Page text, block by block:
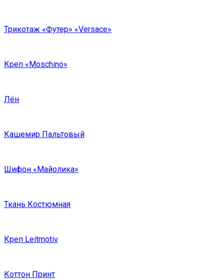
Трикотаж «Футер» «Versace»
Креп «Moschino»
Лён
Кашемир Пальтовый
Шифон «Майолика»
Ткань Костюмная
Креп Leitmotiv
Коттон Принт